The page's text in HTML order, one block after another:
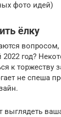
фото идей)
ёлку
вопросом,
2022 год?
к торжеству
не спеша
выглядеть